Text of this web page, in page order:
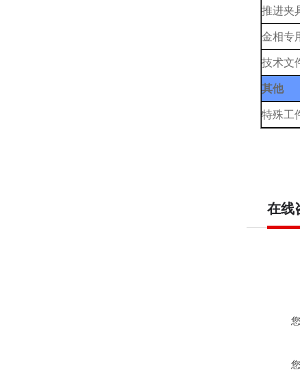
推进夹
金相专
技术文
其他
特殊工
在线